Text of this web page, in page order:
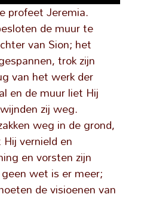
profeet Jeremia.
de muur te
van Sion; het
trok zijn
van het werk der
en de muur liet Hij
zij weg.
weg in de grond,
vernield en
en vorsten zijn
wet is er meer;
de visioenen van